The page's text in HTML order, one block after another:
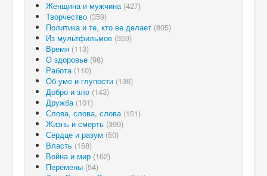
Женщина и мужчина (427)
Творчество (359)
Политика и те, кто ее делает (805)
Из мультфильмов (359)
Время (113)
О здоровье (98)
Работа (110)
Об уме и глупости (136)
Добро и зло (143)
Дружба (101)
Слова, слова, слова (151)
Жизнь и смерть (399)
Сердце и разум (50)
Власть (168)
Война и мир (162)
Перемены (54)